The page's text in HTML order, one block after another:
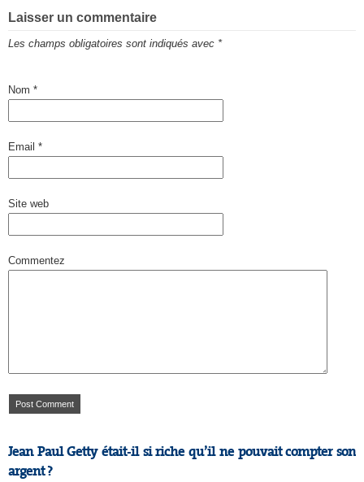
Laisser un commentaire
Les champs obligatoires sont indiqués avec *
Nom *
Email *
Site web
Commentez
Jean Paul Getty était-il si riche qu’il ne pouvait compter son
argent ?